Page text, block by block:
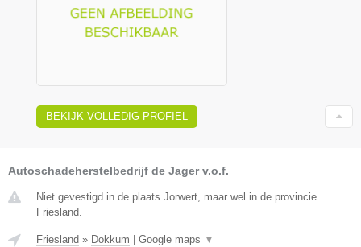
BEKIJK VOLLEDIG PROFIEL
Autoschadeherstelbedrijf de Jager v.o.f.
Niet gevestigd in de plaats Jorwert, maar wel in de provincie
Friesland.
Friesland » Dokkum Google maps ▼